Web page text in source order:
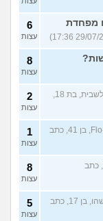
מפחדת
6
עצות
8
עצות
(מלשבית, בת 18,
2
עצות
(Flo-T, בן 41, כתב
1
עצות
(נשוי, בן 28, כתב
8
עצות
(סתם מישהו, בן 17, כתב
5
עצות